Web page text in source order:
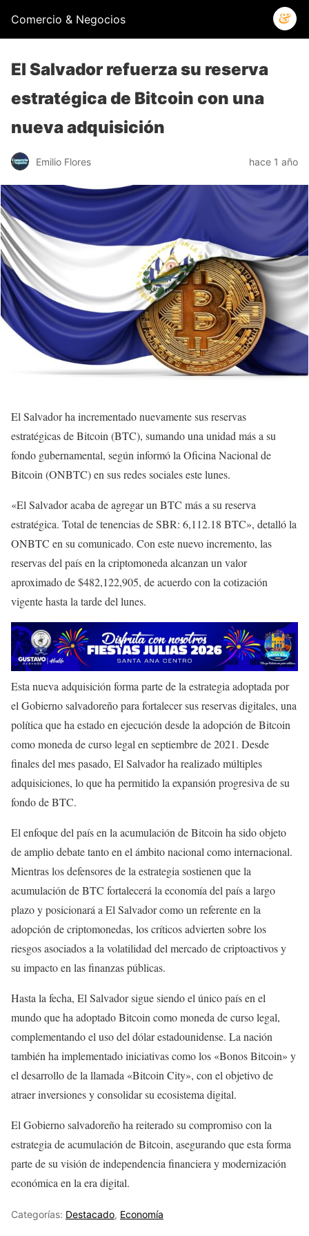
Comercio & Negocios
El Salvador refuerza su reserva
estratégica de Bitcoin con una
nueva adquisición
Emilio Flores hace 1 año
El Salvador ha incrementado nuevamente sus reservas
estratégicas de Bitcoin (BTC), sumando una unidad más a su
fondo gubernamental, según informó la Oficina Nacional de
Bitcoin (ONBTC) en sus redes sociales este lunes.
«El Salvador acaba de agregar un BTC más a su reserva
estratégica. Total de tenencias de SBR: 6,112.18 BTC», detalló la
ONBTC en su comunicado. Con este nuevo incremento, las
reservas del país en la criptomoneda alcanzan un valor
aproximado de $482,122,905, de acuerdo con la cotización
vigente hasta la tarde del lunes.
Esta nueva adquisición forma parte de la estrategia adoptada por
el Gobierno salvadoreño para fortalecer sus reservas digitales, una
política que ha estado en ejecución desde la adopción de Bitcoin
como moneda de curso legal en septiembre de 2021. Desde
finales del mes pasado, El Salvador ha realizado múltiples
adquisiciones, lo que ha permitido la expansión progresiva de su
fondo de BTC.
El enfoque del país en la acumulación de Bitcoin ha sido objeto
de amplio debate tanto en el ámbito nacional como internacional.
Mientras los defensores de la estrategia sostienen que la
acumulación de BTC fortalecerá la economía del país a largo
plazo y posicionará a El Salvador como un referente en la
adopción de criptomonedas, los críticos advierten sobre los
riesgos asociados a la volatilidad del mercado de criptoactivos y
su impacto en las finanzas públicas.
Hasta la fecha, El Salvador sigue siendo el único país en el
mundo que ha adoptado Bitcoin como moneda de curso legal,
complementando el uso del dólar estadounidense. La nación
también ha implementado iniciativas como los «Bonos Bitcoin» y
el desarrollo de la llamada «Bitcoin City», con el objetivo de
atraer inversiones y consolidar su ecosistema digital.
El Gobierno salvadoreño ha reiterado su compromiso con la
estrategia de acumulación de Bitcoin, asegurando que esta forma
parte de su visión de independencia financiera y modernización
económica en la era digital.
Categorías: Destacado, Economía